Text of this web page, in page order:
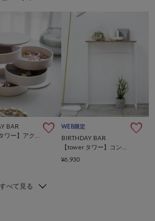
BAR
WEB限定
BIRTHDAY BAR
¥6,930